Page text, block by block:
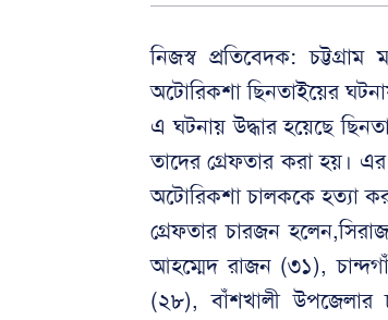
নিজস্ব প্রতিবেদক:
অটোরিকশা ছিনতাইয়ের
এ ঘটনায় উদ্ধার হয়েছে
তাদের গ্রেফতার করা হয়।
অটোরিকশা চালককে হত্যা
গ্রেফতার চারজন
আহম্মেদ রাজন (৩১),
(২৮), বাঁশখালী উপজেলার